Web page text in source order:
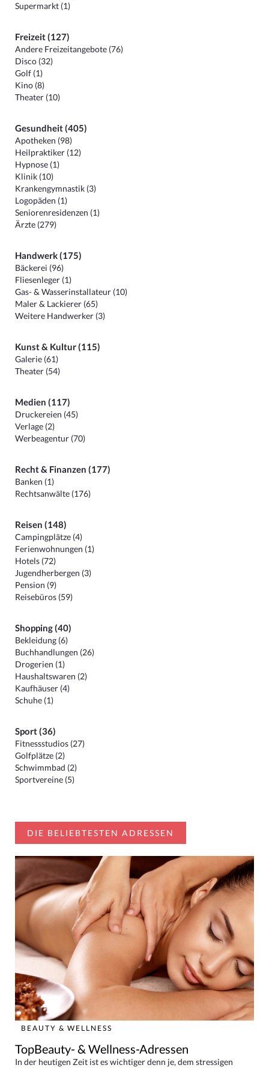
Supermarkt (1)
Freizeit (127)
Andere Freizeitangebote (76)
Disco (32)
Golf (1)
Kino (8)
Theater (10)
Gesundheit (405)
Apotheken (98)
Heilpraktiker (12)
Hypnose (1)
Klinik (10)
Krankengymnastik (3)
Logopäden (1)
Seniorenresidenzen (1)
Ärzte (279)
Handwerk (175)
Bäckerei (96)
Fliesenleger (1)
Gas- & Wasserinstallateur (10)
Maler & Lackierer (65)
Weitere Handwerker (3)
Kunst & Kultur (115)
Galerie (61)
Theater (54)
Medien (117)
Druckereien (45)
Verlage (2)
Werbeagentur (70)
Recht & Finanzen (177)
Banken (1)
Rechtsanwälte (176)
Reisen (148)
Campingplätze (4)
Ferienwohnungen (1)
Hotels (72)
Jugendherbergen (3)
Pension (9)
Reisebüros (59)
Shopping (40)
Bekleidung (6)
Buchhandlungen (26)
Drogerien (1)
Haushaltswaren (2)
Kaufhäuser (4)
Schuhe (1)
Sport (36)
Fitnessstudios (27)
Golfplätze (2)
Schwimmbad (2)
Sportvereine (5)
DIE BELIEBTESTEN ADRESSEN
BEAUTY & WELLNESS
TopBeauty- & Wellness-Adressen
In der heutigen Zeit ist es wichtiger denn je, dem stressigen